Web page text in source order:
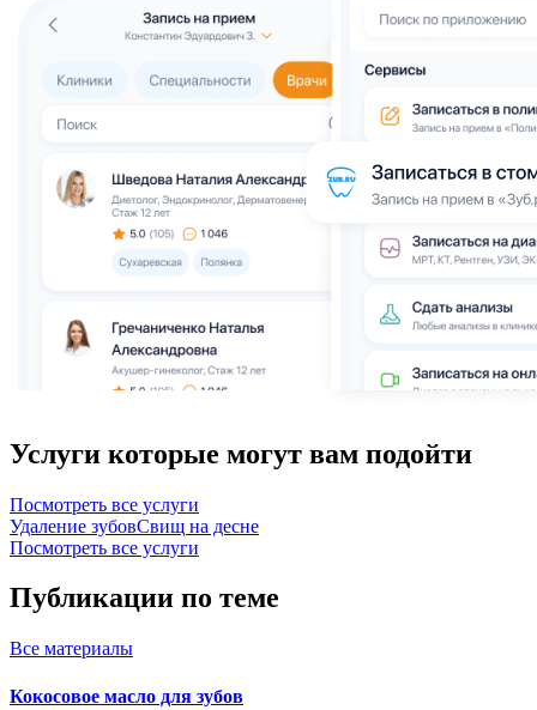
Услуги которые могут вам подойти
Посмотреть все услуги
Удаление зубовСвищ на десне
Посмотреть все услуги
Публикации по теме
Все материалы
Кокосовое масло для зубов